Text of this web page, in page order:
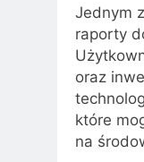
Jednym
raporty
oraz
które
na